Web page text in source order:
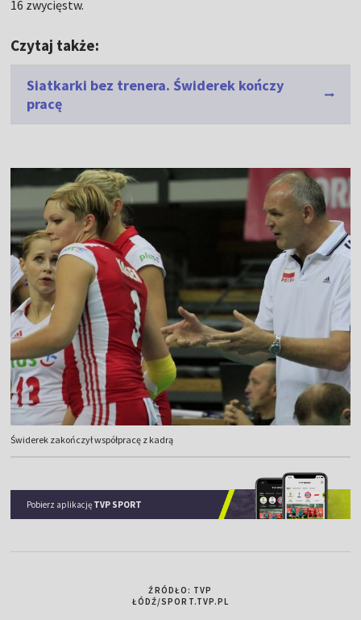
16 zwycięstw.
Czytaj także:
Siatkarki bez trenera. Świderek kończy
pracę
Świderek zakończył współpracę z kadrą
Pobierz aplikację TVP SPORT
ŹRÓDŁO: TVP
ŁÓDŹ/SPORT.TVP.PL